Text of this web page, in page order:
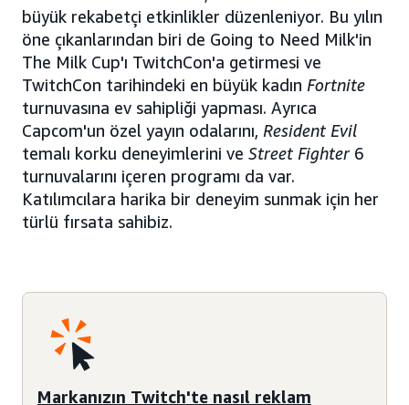
büyük rekabetçi etkinlikler düzenleniyor. Bu yılın
öne çıkanlarından biri de Going to Need Milk'in
The Milk Cup'ı TwitchCon'a getirmesi ve
TwitchCon tarihindeki en büyük kadın Fortnite
turnuvasına ev sahipliği yapması. Ayrıca
Capcom'un özel yayın odalarını, Resident Evil
temalı korku deneyimlerini ve Street Fighter6
turnuvalarını içeren programı da var.
Katılımcılara harika bir deneyim sunmak için her
türlü fırsata sahibiz.
Markanızın Twitch'te nasıl reklam